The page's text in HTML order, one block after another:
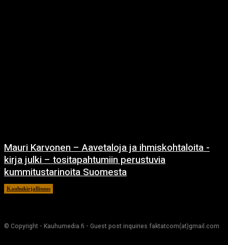
Mauri Karvonen – Aavetaloja ja ihmiskohtaloita -
kirja julki – tositapahtumiin perustuvia
kummitustarinoita Suomesta
Kauhukirjallisuus
© Copyright - Kauhumedia.fi - Guest post inquiries faktatcom(at)gmail.com